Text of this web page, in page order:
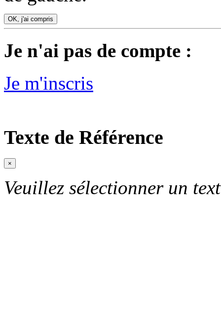
OK, j'ai compris
Je n'ai pas de compte :
Je m'inscris
Texte de Référence
×
Veuillez sélectionner un